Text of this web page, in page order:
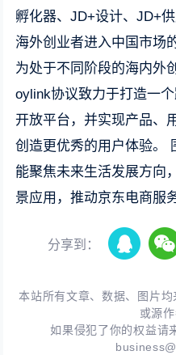
孵化器、JD+设计、JD+
海外创业者进入中国市场
为处于不同阶段的海内外
oylink协议致力于打造一
开放平台，并实现产品、
创造更优秀的用户体验。
能聚焦未来生活发展方向
景应用，推动京东电商服
分享到：
本站所有文章、数据、图片
或源作
如果侵犯了你的权益请